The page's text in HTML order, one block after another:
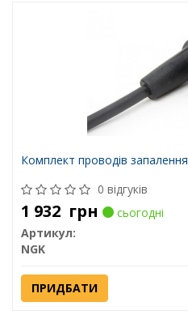
Комплект проводів запалення
0 відгуків
1 932 грн
сьогодні
Артикул:
NGK
ПРИДБАТИ